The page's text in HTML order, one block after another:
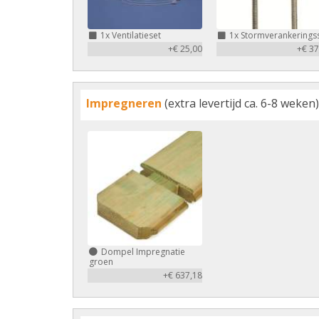
1xVentilatieset
+€ 25,00
1x
+€
Impregneren (extra levertijd ca. 6-8 weken)
Dompel Impregnatie
groen
+€ 637,18